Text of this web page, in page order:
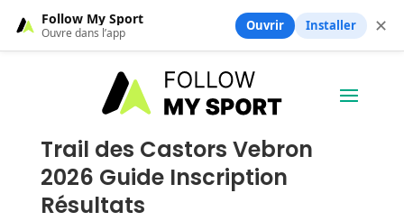
Trail des Castors Vebron
2026 Guide Inscription
Résultats
Follow My Sport
Ouvre dans l’app Ouvrir Installer ✕